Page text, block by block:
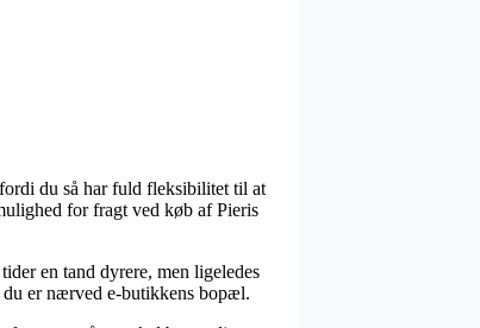
du så har fuld fleksibilitet til at
for fragt ved køb af Pieris
en tand dyrere, men ligeledes
er nærved e-butikkens bopæl.